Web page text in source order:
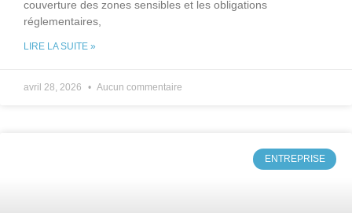
couverture des zones sensibles et les obligations
réglementaires,
LIRE LA SUITE »
avril 28, 2026 Aucun commentaire
ENTREPRISE